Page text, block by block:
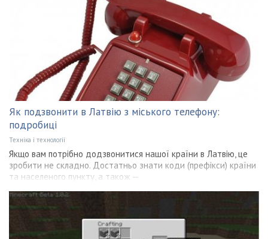
Як подзвонити в Латвію з міського телефону:
подробиці
Техніка і технології
Якщо вам потрібно додзвонитися нашої країни в Латвію, це
зробити не складно. Достатньо знати коди (префікси) країни
та населеного пункту, а також —